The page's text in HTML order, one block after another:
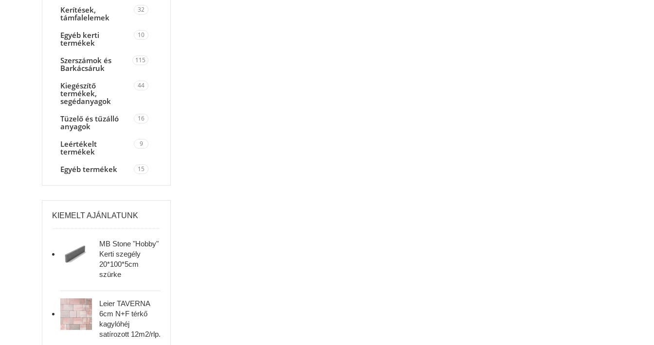
Kerítések,
támfalelemek
32
Egyéb kerti
termékek
10
Szerszámok és
Barkácsáruk
115
Kiegészítő
termékek,
segédanyagok
44
Tüzelő és tűzálló
anyagok
16
Leértékelt
termékek
9
Egyéb termékek 15
KIEMELT AJÁNLATUNK
MB Stone "Hobby"
Kerti szegély
20*100*5cm
szürke
Leier TAVERNA
6cm N+F térkő
kagylóhéj
satírozott 12m2/rlp.